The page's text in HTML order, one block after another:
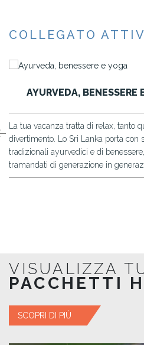
COLLEGATO
AYURVEDA, BENESSERE
La tua vacanza tratta di relax, tanto
divertimento. Lo Sri Lanka porta con
tradizionali ayurvedici e di benessere,
tramandati di generazione in
VISUALIZZA
PACCHETTI
SCOPRI DI PIÙ